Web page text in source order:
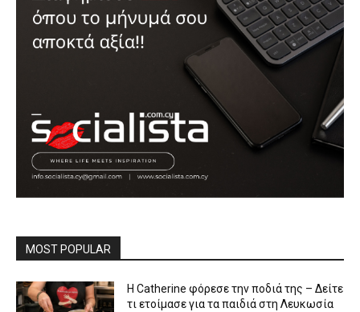
MOST POPULAR
Η Catherine φόρεσε την ποδιά της – Δείτε
τι ετοίμασε για τα παιδιά στη Λευκωσία